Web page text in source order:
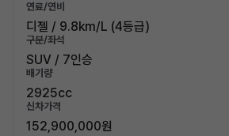
연료/연비
디젤 / 9.8km/L (4등급)
구분/좌석
SUV / 7인승
배기량
2925cc
신차가격
152,900,000원